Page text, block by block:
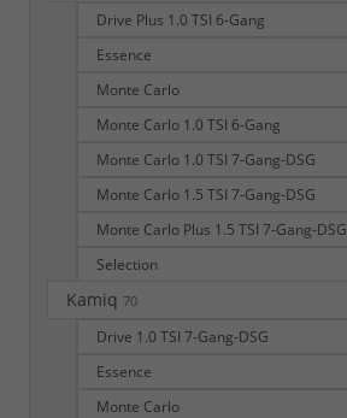
Drive Plus 1.0 TSI 6-Gang
Essence
Monte Carlo
Monte Carlo 1.0 TSI 6-Gang
Monte Carlo 1.0 TSI 7-Gang-DSG
Monte Carlo 1.5 TSI 7-Gang-DSG
Monte Carlo Plus 1.5 TSI 7-Gang-DSG
Selection
Kamiq 70
Drive 1.0 TSI 7-Gang-DSG
Essence
Monte Carlo